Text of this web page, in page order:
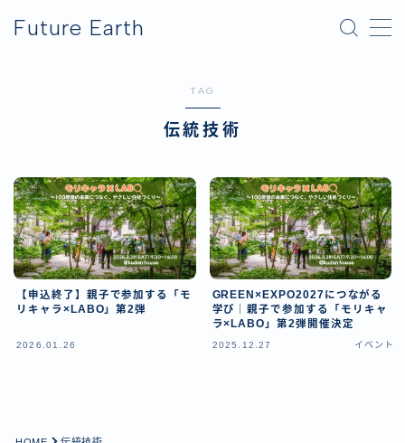
Future Earth
横浜グリーンエクスポ
TAG
伝統技術
【申込終了】親子で参加する「モ
リキャラ×LABO」第2弾
2026.01.26
GREEN×EXPO2027につながる
学び｜親子で参加する「モリキャ
ラ×LABO」第2弾開催決定
2025.12.27 イベント